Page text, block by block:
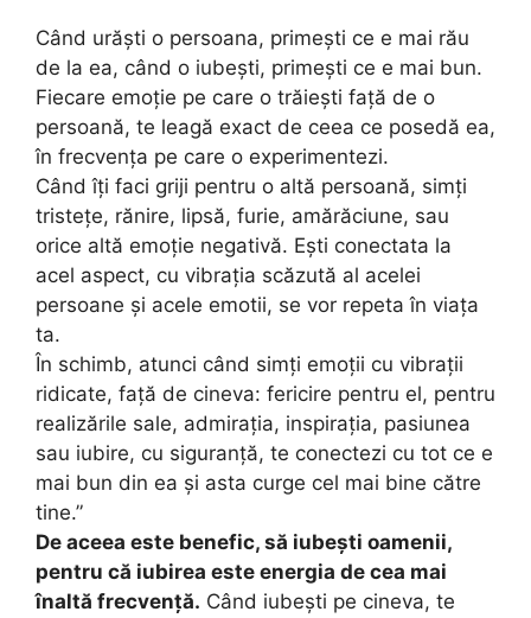
Când urăști o persoana, primești ce e mai rău
de la ea, când o iubești, primești ce e mai bun.
Fiecare emoție pe care o trăiești față de o
persoană, te leagă exact de ceea ce posedă ea,
în frecvența pe care o experimentezi.⁣
⁣Când îți faci griji pentru o altă persoană, simți
tristețe, rănire, lipsă, furie, amărăciune, sau
orice altă emoție negativă. Ești conectata la
acel aspect, cu vibrația scăzută al acelei
persoane și acele emotii, se vor repeta în viața
ta.
⁣În schimb, atunci când simți emoții cu vibrații
ridicate, față de cineva: fericire pentru el, pentru
realizările sale, admirația, inspirația, pasiunea
sau iubire, cu siguranță, te conectezi cu tot ce e
mai bun din ea și asta curge cel mai bine către
tine.”
De aceea este benefic, să iubești oamenii,
pentru că iubirea este energia de cea mai
înaltă frecvență. Când iubești pe cineva, te